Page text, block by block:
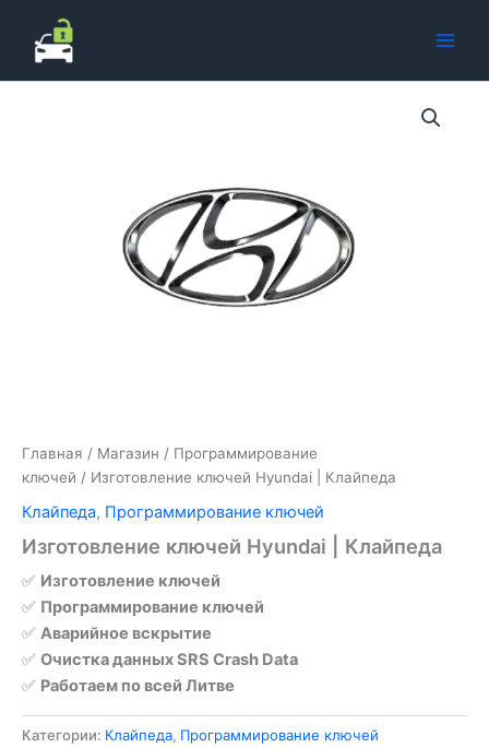
содержимому
Главная / Магазин / Программирование
ключей / Изготовление ключей Hyundai | Клайпеда
Клайпеда, Программирование ключей
Изготовление ключей Hyundai | Клайпеда
✅ Изготовление ключей
✅ Программирование ключей
✅ Аварийное вскрытие
✅ Очистка данных SRS Crash Data
✅ Работаем по всей Литве
Категории: Клайпеда, Программирование ключей